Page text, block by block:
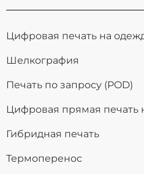
Цифровая печать на
Шелкография
Печать по запросу (POD)
Цифровая прямая печать
Гибридная печать
Термоперенос